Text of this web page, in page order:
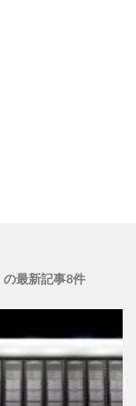
の最新記事8件